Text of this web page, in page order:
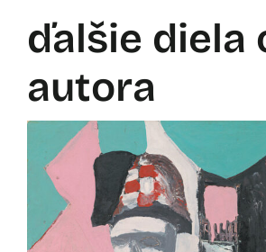
ďalšie diela
autora